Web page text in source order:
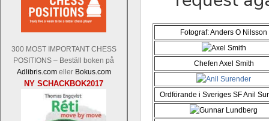
300 MOST IMPORTANT CHESS
POSITIONS – Beställ boken på
Adlibris.comeller Bokus.com
NY SCHACKBOK2017
djupintervjuer medOkpuoch
Uffes angreppspartier med
saknats i den svenska
Fotograf: Anders O Nilsson
Chefen Axel Smith
Ordförande i Sveriges SF Anil